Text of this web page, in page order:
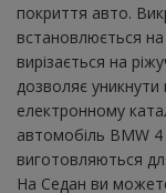
покриття авто.
встановлюється на
вирізається на
дозволяє
електронному
автомобіль BMW 4
виготовляються
На Седан ви